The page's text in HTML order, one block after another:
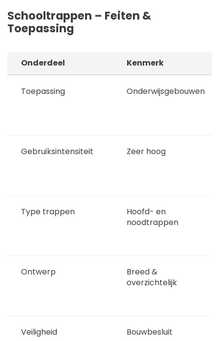
Schooltrappen – Feiten &
Toepassing
Onderdeel Kenmerk
Toepassing Onderwijsgebouwen
Gebruiksintensiteit Zeer hoog
Type trappen
Hoofd- en
noodtrappen
Ontwerp
Breed &
overzichtelijk
Veiligheid Bouwbesluit